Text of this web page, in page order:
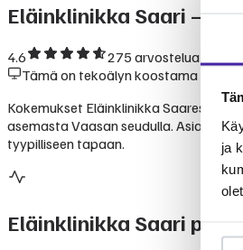
ja
Eläinklinikka Saari —
4.6 275arvostelua
Tämä on tekoälyn koostama
Kokemukset Eläinklinikka Saaresta
asemasta Vaasan seudulla.
tyypilliseen tapaan.
Eläinklinikka Saari